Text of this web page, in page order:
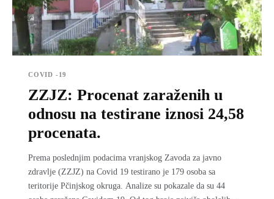
COVID -19
ZZJZ: Procenat zaraženih u
odnosu na testirane iznosi 24,58
procenata.
Prema poslednjim podacima vranjskog Zavoda za javno
zdravlje (ZZJZ) na Covid 19 testirano je 179 osoba sa
teritorije Pčinjskog okruga. Analize su pokazale da su 44